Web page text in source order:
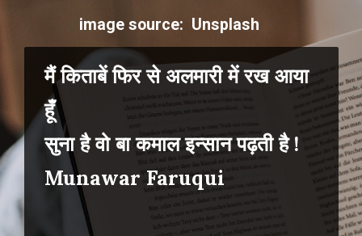
मैं किताबें फिर से अलमारी में रख आया
हूँ
सुना है वो बा कमाल इन्सान पढ़ती है !
Munawar Faruqui
image source: Unsplash